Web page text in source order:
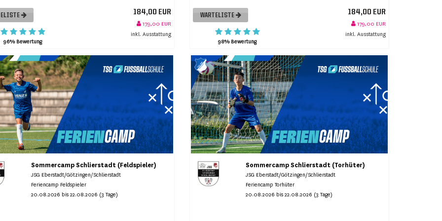
96% Bewertung
184,00 EUR
179,00 EUR
inkl. Ausstattung
WARTELISTE
98% Bewertung
184,00 EUR
179,00 EUR
inkl. Ausstattung
Sommercamp Schlierstadt (Feldspieler)
JSG Eberstadt/Götzingen/Schlierstadt
Feriencamp Feldspieler
20.08.2026 bis 22.08.2026 (3 Tage)
Sommercamp Schlierstadt (Torhüter)
JSG Eberstadt/Götzingen/Schlierstadt
Feriencamp Torhüter
20.08.2026 bis 22.08.2026 (3 Tage)